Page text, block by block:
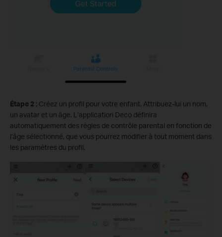
Étape 2 : Créez un profil pour votre enfant. Attribuez-lui un nom,
un avatar et un âge. L’application Deco définira
automatiquement des règles de contrôle parental en fonction de
l’âge sélectionné, que vous pourrez modifier à tout moment dans
les paramètres du profil.